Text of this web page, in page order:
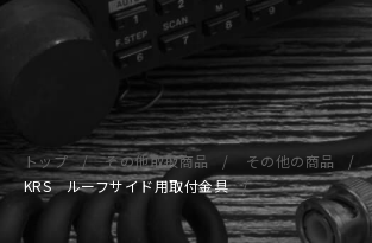
トップ その他取扱商品
その他の商品
KRS ルーフサイド用取付金具